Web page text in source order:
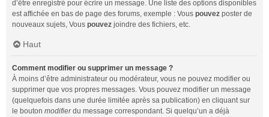
d’être enregistré pour écrire un message. Une liste des options disponibles
est affichée en bas de page des forums, exemple : Vous pouvez poster de
nouveaux sujets, Vous pouvez joindre des fichiers, etc.
Haut
Comment modifier ou supprimer un message ?
À moins d’être administrateur ou modérateur, vous ne pouvez modifier ou
supprimer que vos propres messages. Vous pouvez modifier un message
(quelquefois dans une durée limitée après sa publication) en cliquant sur
le bouton modifierdu message correspondant. Si quelqu’un a déjà